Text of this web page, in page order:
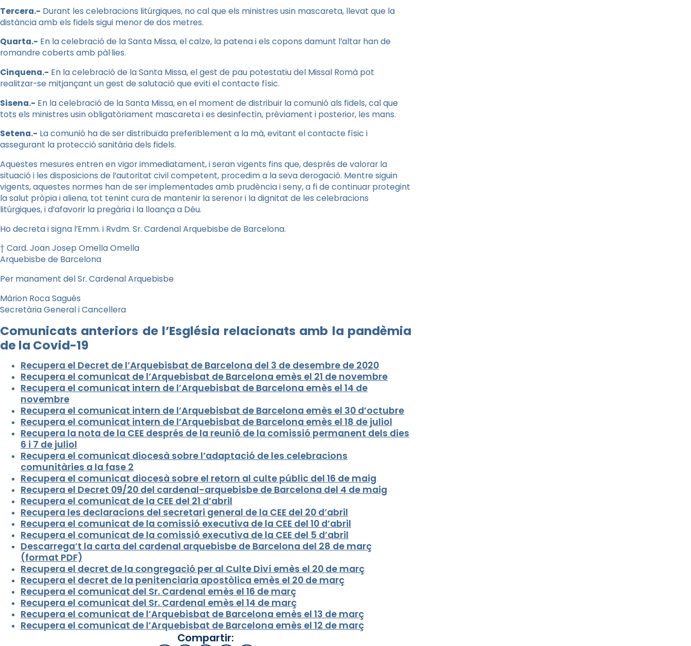
Tercera.- Durant les celebracions litúrgiques, no cal que els ministres usin mascareta, llevat que la
distància amb els fidels sigui menor de dos metres.
Quarta.- En la celebració de la Santa Missa, el calze, la patena i els copons damunt l’altar han de
romandre coberts amb pàl·lies.
Cinquena.- En la celebració de la Santa Missa, el gest de pau potestatiu del Missal Romà pot
realitzar-se mitjançant un gest de salutació que eviti el contacte físic.
Sisena.- En la celebració de la Santa Missa, en el moment de distribuir la comunió als fidels, cal que
tots els ministres usin obligatòriament mascareta i es desinfectin, prèviament i posterior, les mans.
Setena.- La comunió ha de ser distribuïda preferiblement a la mà, evitant el contacte físic i
assegurant la protecció sanitària dels fidels.
Aquestes mesures entren en vigor immediatament, i seran vigents fins que, després de valorar la
situació i les disposicions de l’autoritat civil competent, procedim a la seva derogació. Mentre siguin
vigents, aquestes normes han de ser implementades amb prudència i seny, a fi de continuar protegint
la salut pròpia i aliena, tot tenint cura de mantenir la serenor i la dignitat de les celebracions
litúrgiques, i d’afavorir la pregària i la lloança a Déu.
Ho decreta i signa l’Emm. i Rvdm. Sr. Cardenal Arquebisbe de Barcelona.
† Card. Joan Josep Omella Omella
Arquebisbe de Barcelona
Per manament del Sr. Cardenal Arquebisbe
Màrion Roca Sagués
Secretària General i Cancellera
Comunicats anteriors de l’Església relacionats amb la pandèmia
de la Covid-19
Recupera el Decret de l’Arquebisbat de Barcelona del 3 de desembre de 2020
Recupera el comunicat de l’Arquebisbat de Barcelona emès el 21 de novembre
Recupera el comunicat intern de l’Arquebisbat de Barcelona emès el 14 de
novembre
Recupera el comunicat intern de l’Arquebisbat de Barcelona emès el 30 d’octubre
Recupera el comunicat intern de l’Arquebisbat de Barcelona emès el 18 de juliol
Recupera la nota de la CEE després de la reunió de la comissió permanent dels dies
6 i 7 de juliol
Recupera el comunicat diocesà sobre l’adaptació de les celebracions
comunitàries a la fase 2
Recupera el comunicat diocesà sobre el retorn al culte públic del 16 de maig
Recupera el Decret 09/20 del cardenal-arquebisbe de Barcelona del 4 de maig
Recupera el comunicat de la CEE del 21 d’abril
Recupera les declaracions del secretari general de la CEE del 20 d’abril
Recupera el comunicat de la comissió executiva de la CEE del 10 d’abril
Recupera el comunicat de la comissió executiva de la CEE del 5 d’abril
Descarrega’t la carta del cardenal arquebisbe de Barcelona del 28 de març
(format PDF)
Recupera el decret de la congregació per al Culte Diví emès el 20 de març
Recupera el decret de la penitenciaria apostòlica emès el 20 de març
Recupera el comunicat del Sr. Cardenal emès el 16 de març
Recupera el comunicat del Sr. Cardenal emès el 14 de març
Recupera el comunicat de l’Arquebisbat de Barcelona emès el 13 de març
Recupera el comunicat de l’Arquebisbat de Barcelona emès el 12 de març
Compartir: